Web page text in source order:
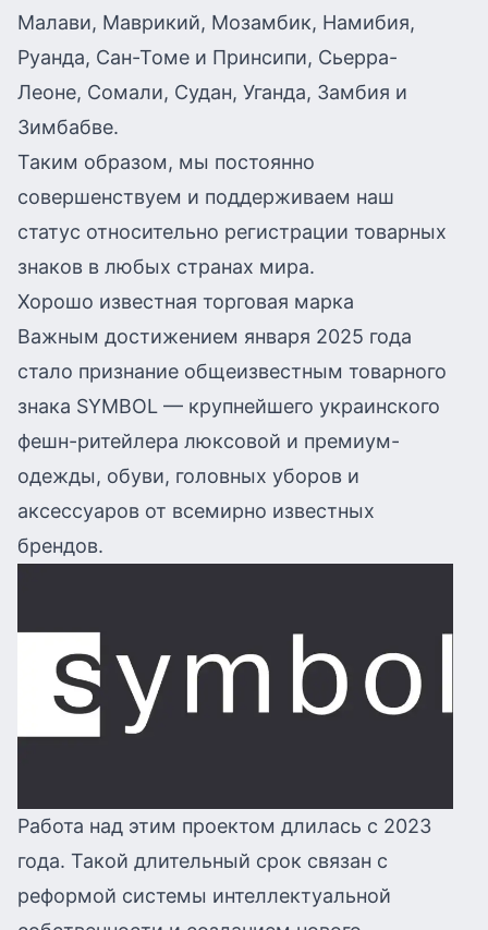
Малави, Маврикий, Мозамбик, Намибия,
Руанда, Сан-Томе и Принсипи, Сьерра-
Леоне, Сомали, Судан, Уганда, Замбия и
Зимбабве.
Таким образом, мы постоянно
совершенствуем и поддерживаем наш
статус относительно регистрации товарных
знаков в любых странах мира.
Хорошо известная торговая марка
Важным достижением января 2025 года
стало признание общеизвестным товарного
знака SYMBOL — крупнейшего украинского
фешн-ритейлера люксовой и премиум-
одежды, обуви, головных уборов и
аксессуаров от всемирно известных
брендов.
Работа над этим проектом длилась с 2023
года. Такой длительный срок связан с
реформой системы интеллектуальной